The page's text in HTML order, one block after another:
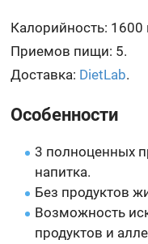
Калорийность: 1600
Приемов пищи: 5.
Доставка: DietLab.
Особенности
3 полноценных
напитка.
Без продуктов
Возможность
продуктов и